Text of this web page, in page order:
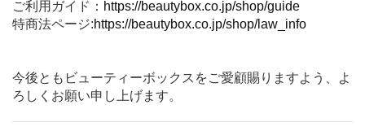
ご利用ガイド： https://beautybox.co.jp/shop/guide
特商法ページ:https://beautybox.co.jp/shop/law_info
今後ともビューティーボックスをご愛顧賜りますよう、よ
ろしくお願い申し上げます。